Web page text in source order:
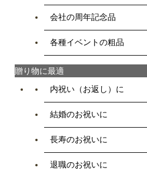
会社の周年記念品
各種イベントの粗品
贈り物に最適
内祝い（お返し）に
結婚のお祝いに
長寿のお祝いに
退職のお祝いに